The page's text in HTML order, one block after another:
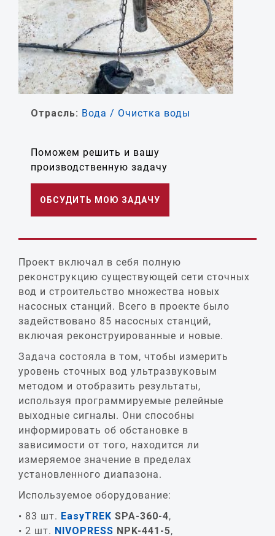
Отрасль: Вода / Очистка воды
Поможем решить и вашу
производственную задачу
ОБСУДИТЬ МОЮ ЗАДАЧУ
Проект включал в себя полную
реконструкцию существующей сети сточных
вод и строительство множества новых
насосных станций. Всего в проекте было
задействовано 85 насосных станций,
включая реконструированные и новые.
Задача состояла в том, чтобы измерить
уровень сточных вод ультразвуковым
методом и отобразить результаты,
используя программируемые релейные
выходные сигналы. Они способны
информировать об обстановке в
зависимости от того, находится ли
измеряемое значение в пределах
установленного диапазона.
Используемое оборудование:
83 шт. EasyTREK SPA-360-4,
2 шт. NIVOPRESS NPK-441-5,